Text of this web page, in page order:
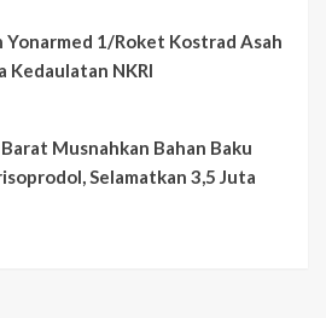
Yonarmed 1/Roket Kostrad Asah
Kedaulatan NKRI
Musnahkan Bahan Baku
Selamatkan 3,5 Juta